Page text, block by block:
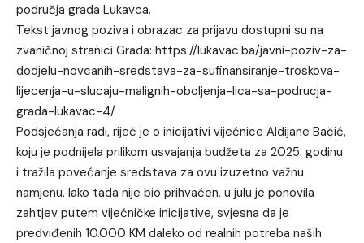
područja grada Lukavca.
Tekst javnog poziva i obrazac za prijavu dostupni su na
zvaničnoj stranici Grada: https://lukavac.ba/javni-poziv-za-
dodjelu-novcanih-sredstava-za-sufinansiranje-troskova-
lijecenja-u-slucaju-malignih-oboljenja-lica-sa-podrucja-
grada-lukavac-4/
Podsjećanja radi, riječ je o inicijativi vijećnice Aldijane Bačić,
koju je podnijela prilikom usvajanja budžeta za 2025. godinu
i tražila povećanje sredstava za ovu izuzetno važnu
namjenu. Iako tada nije bio prihvaćen, u julu je ponovila
zahtjev putem vijećničke inicijative, svjesna da je
predviđenih 10.000 KM daleko od realnih potreba naših